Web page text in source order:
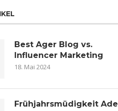
Best Ager Blog vs.
Influencer Marketing
18. Mai 2024
Frühjahrsmüdigkeit Ade